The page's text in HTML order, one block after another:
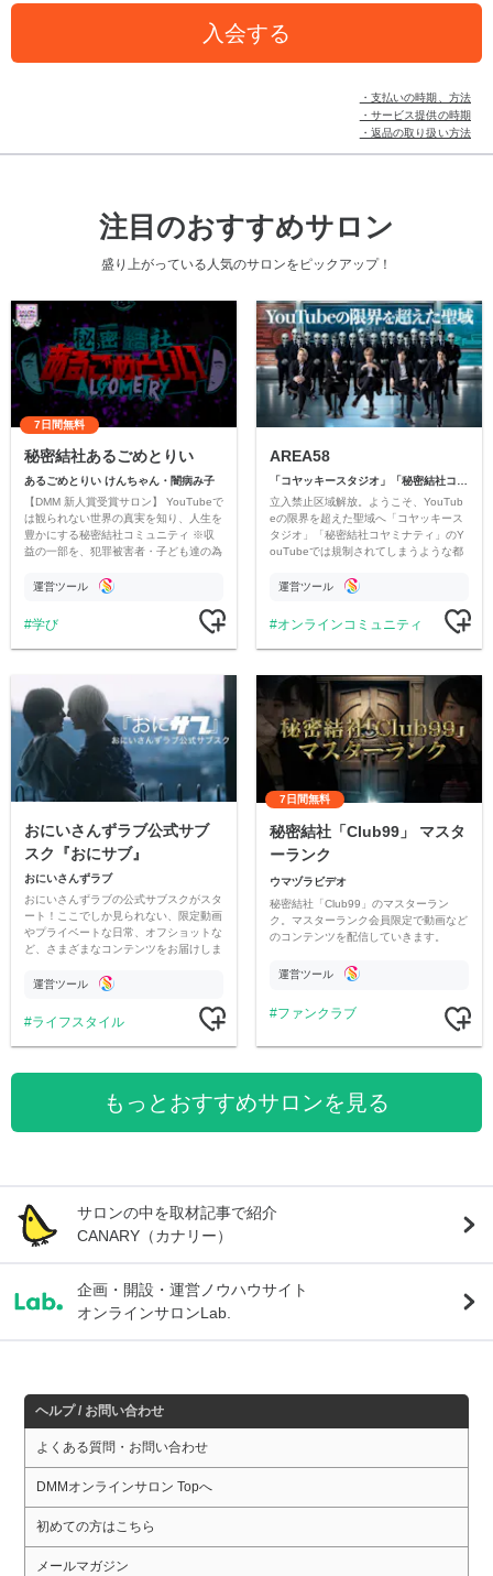
入会する
・支払いの時期、方法
・サービス提供の時期
・返品の取り扱い方法
注目のおすすめサロン
盛り上がっている人気のサロンをピックアップ！
7日間無料
秘密結社あるごめとりい
あるごめとりい けんちゃん・闇病み子
【DMM 新人賞受賞サロン】 YouTubeで
は観られない世界の真実を知り、人生を
豊かにする秘密結社コミュニティ ※収
益の一部を、犯罪被害者・子ども達の為
す運営ツール
学び
AREA58
立入禁止区域解放。ようこそ、YouTub
eの限界を超えた聖域へ「コヤッキース
タジオ」「秘密結社コヤミナティ」のY
ouTubeでは規制されてしまうような都
公開。
運営ツール
オンラインコミュニティ
おにいさんずラブ公式サブ
スク『おにサブ』
おにいさんずラブ
おにいさんずラブの公式サブスクがスタ
ート！ここでしか見られない、限定動画
やプライベートな日常、オフショットな
ど、さまざまなコンテンツをお届けしま
運営ツール
ライフスタイル
7日間無料
秘密結社「Club99」 マスタ
ーランク
ウマヅラビデオ
秘密結社「Club99」のマスターラン
ク。マスターランク会員限定で動画など
のコンテンツを配信していきます。
運営ツール
ファンクラブ
もっとおすすめサロンを見る
サロンの中を取材記事で紹介
CANARY（カナリー）
企画・開設・運営ノウハウサイト
オンラインサロンLab.
ヘルプ / お問い合わせ
よくある質問・お問い合わせ
DMMオンラインサロン Topへ
初めての方はこちら
メールマガジン